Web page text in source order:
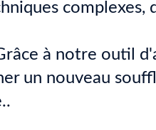
complexes,
à notre outil
un nouveau